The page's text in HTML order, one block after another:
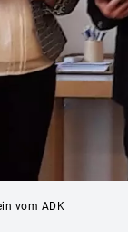
vom ADK